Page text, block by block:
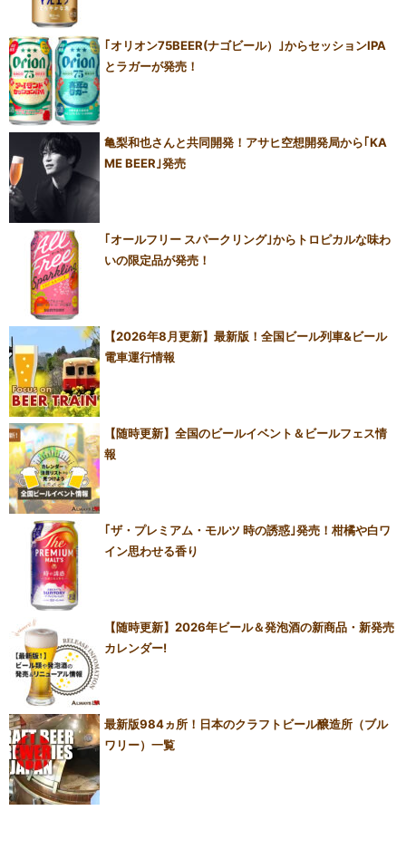
｢オリオン75BEER(ナゴビール）｣からセッションIPA
とラガーが発売！
亀梨和也さんと共同開発！アサヒ空想開発局から｢KA
ME BEER｣発売
｢オールフリー スパークリング｣からトロピカルな味わ
いの限定品が発売！
【2026年8月更新】最新版！全国ビール列車&ビール
電車運行情報
【随時更新】全国のビールイベント＆ビールフェス情
報
｢ザ・プレミアム・モルツ 時の誘惑｣発売！柑橘や白ワ
イン思わせる香り
【随時更新】2026年ビール＆発泡酒の新商品・新発売
カレンダー!
最新版984ヵ所！日本のクラフトビール醸造所（ブル
ワリー）一覧